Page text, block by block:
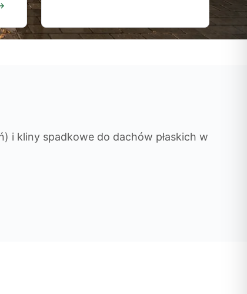
i kliny spadkowe do dachów płaskich w